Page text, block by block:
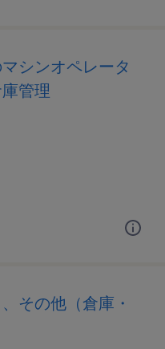
シンオペレータ
管理
その他（倉庫・